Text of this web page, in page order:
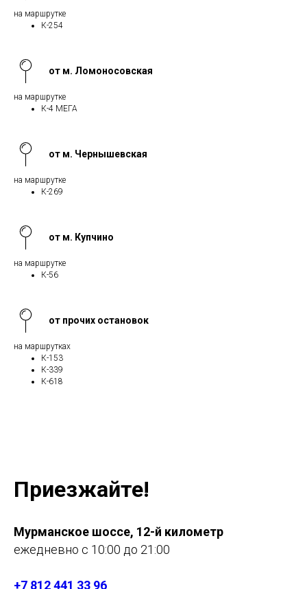
на маршрутке
К-254
от м. Ломоносовская
на маршрутке
К-4 МЕГА
от м. Чернышевская
на маршрутке
К-269
от м. Купчино
на маршрутке
К-56
от прочих остановок
на маршрутках
К-153
К-339
К-618
Приезжайте!
Мурманское шоссе, 12-й километр
ежедневно с 10:00 до 21:00
+7 812 441 33 96